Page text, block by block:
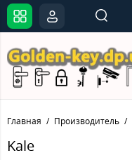
Главная Производитель
Kale